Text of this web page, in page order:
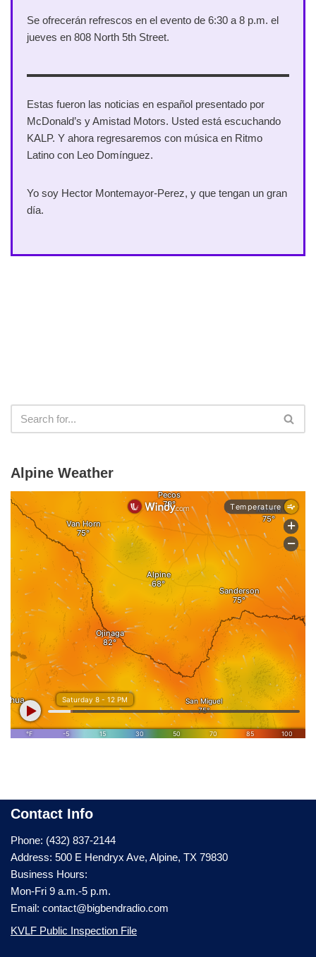
Se ofrecerán refrescos en el evento de 6:30 a 8 p.m. el
jueves en 808 North 5th Street.
Estas fueron las noticias en español presentado por
McDonald’s y Amistad Motors. Usted está escuchando
KALP. Y ahora regresaremos con música en Ritmo
Latino con Leo Domínguez.
Yo soy Hector Montemayor-Perez, y que tengan un gran
día.
Alpine Weather
Contact Info
Phone: (432) 837-2144
Address: 500 E Hendryx Ave, Alpine, TX 79830
Business Hours:
Mon-Fri 9 a.m.-5 p.m.
Email: contact@bigbendradio.com
KVLF Public Inspection File